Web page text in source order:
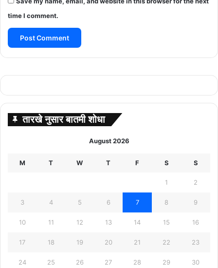
time I comment.
तारखे नुसार बातमी शोधा
August 2026
M T W T F S S
1 2
3 4 5 6 7 8 9
10 11 12 13 14 15 16
17 18 19 20 21 22 23
24 25 26 27 28 29 30